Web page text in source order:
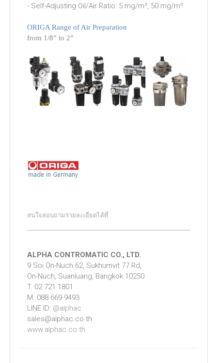
- Self-Adjusting Oil/Air Ratio: 5 mg/m³, 50 mg/m³
ORIGA Range of Air Preparation
from 1/8” to 2”
สนใจสอบถามรายละเอียดได้ที่
ALPHA CONTROMATIC CO., LTD.
9 Soi On-Nuch 62, Sukhumvit 77 Rd,
On-Nuch, Suanluang, Bangkok 10250
T. 02 721 1801
M. 088 669 9493
LINE ID: @alphac
sales@alphac.co.th
www.alphac.co.th